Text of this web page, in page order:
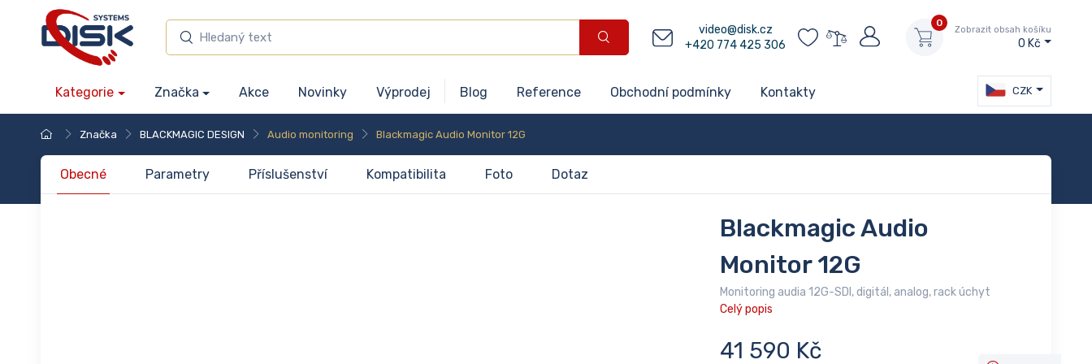
video@disk.cz
+420 774 425 306
0
Zobrazit obsah košíku
0 Kč
Kategorie Značka Akce Novinky Výprodej Blog Reference Obchodní podmínky Kontakty CZK
Značka BLACKMAGIC DESIGN Audio monitoring Blackmagic Audio Monitor 12G
Obecné Parametry Příslušenství Kompatibilita Foto Dotaz
Blackmagic Audio
Monitor 12G
Monitoring audia 12G-SDI, digitál, analog, rack úchyt
Celý popis
41 590 Kč